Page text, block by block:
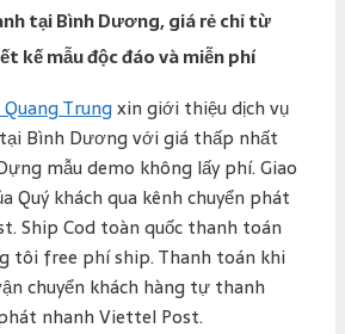
tại Bình Dương, giá rẻ chỉ từ
kế mẫu độc đáo và miễn phí
Trungxin giới thiệu dịch vụ
Bình Dương với giá thấp nhất
mẫu demo không lấy phí. Giao
Quý khách qua kênh chuyển phát
Ship Cod toàn quốc thanh toán
tôi free phí ship. Thanh toán khi
chuyển khách hàng tự thanh
nhanh Viettel Post.